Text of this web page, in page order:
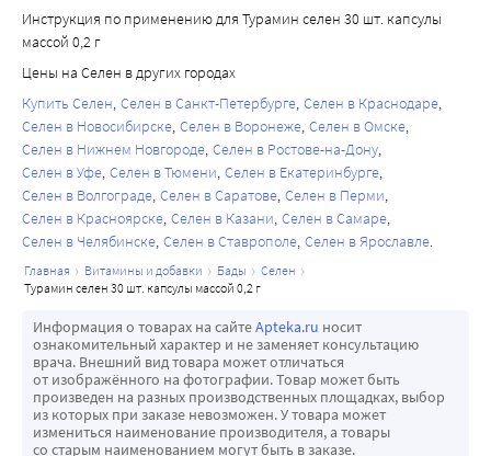
Инструкция по применению для Турамин селен 30 шт. капсулы
массой 0,2 г
Цены на Селен в других городах
Купить Селен Селен в Санкт-Петербурге Селен в Краснодаре
Селен в Новосибирске Селен в Воронеже Селен в Омске
Селен в Нижнем Новгороде Селен в Ростове-на-Дону
Селен в Уфе Селен в Тюмени Селен в Екатеринбурге
Селен в Волгограде Селен в Саратове Селен в Перми
Селен в Красноярске Селен в Казани Селен в Самаре
Селен в Челябинске Селен в Ставрополе Селен в Ярославле
главная витамины и добавки бады
селен
турамин селен 30 шт. капсулы массой 0,2 г
Информация о товарах на сайтеApteka.ru носит
ознакомительный характер и не заменяет консультацию
врача. Внешний вид товара может отличаться
от изображённого на фотографии. Товар может быть
произведен на разных производственных площадках, выбор
из которых при заказе невозможен. У товара может
измениться наименование производителя, а товары
со старым наименованием могут быть в заказе.